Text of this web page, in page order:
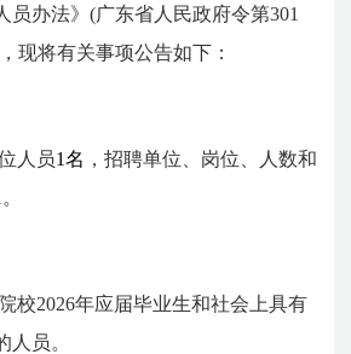
员办法》(广东省人民政府令第301
现将有关事项公告如下：
人员1名 ，招聘单位、岗位、人数和
校2026年应届毕业生和社会上具有
人员。